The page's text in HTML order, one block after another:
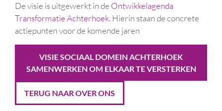
De visie is uitgewerkt in de Ontwikkelagenda
Transformatie Achterhoek. Hierin staan de concrete
actiepunten voor de komende jaren
VISIE SOCIAAL DOMEIN ACHTERHOEK
SAMENWERKEN OM ELKAAR TE VERSTERKEN
TERUG NAAR OVER ONS